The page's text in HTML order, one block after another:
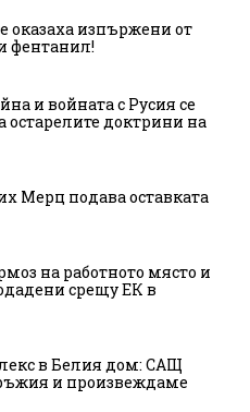
оказаха изпържени от
фентанил!
и войната с Русия се
остарелите доктрини на
Мерц подава оставката
на работното място и
срещу ЕК в
в Белия дом: САЩ
и произвеждаме